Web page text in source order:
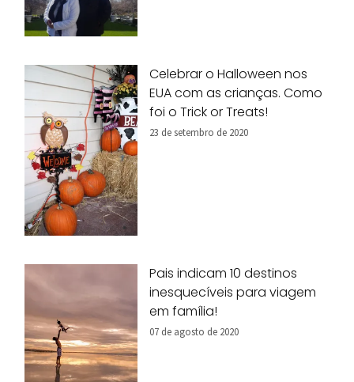
Celebrar o Halloween nos
EUA com as crianças. Como
foi o Trick or Treats!
23 de setembro de 2020
Pais indicam 10 destinos
inesquecíveis para viagem
em família!
07 de agosto de 2020